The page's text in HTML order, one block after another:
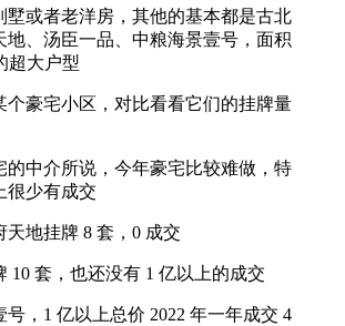
墅或者老洋房，其他的基本都是古北
地、汤臣一品、中粮海景壹号，面积
超大户型
个豪宅小区，对比看看它们的挂牌量
的中介所说，今年豪宅比较难做，特
很少有成交
天地挂牌 8 套，0 成交
10 套，也还没有 1 亿以上的成交
号，1 亿以上总价 2022 年一年成交 4